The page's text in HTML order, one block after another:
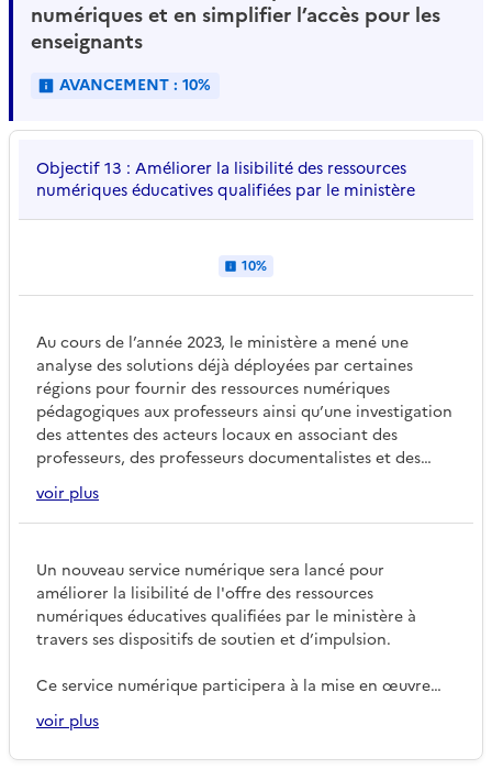
numériques et en simplifier l’accès pour les
enseignants
AVANCEMENT : 10%
Objectif 13 : Améliorer la lisibilité des ressources
numériques éducatives qualifiées par le ministère
10%
Au cours de l’année 2023, le ministère a mené une
analyse des solutions déjà déployées par certaines
régions pour fournir des ressources numériques
pédagogiques aux professeurs ainsi qu’une investigation
des attentes des acteurs locaux en associant des
professeurs, des professeurs documentalistes et des
inspecteurs. Un maquettage du fonctionnement du
"compte ressources" a été réalisé au 1er trimestre 2024.
voir plus
Un nouveau service numérique sera lancé pour
améliorer la lisibilité de l'offre des ressources
numériques éducatives qualifiées par le ministère à
travers ses dispositifs de soutien et d’impulsion.
Ce service numérique participera à la mise en œuvre
d’un processus de sélection et d’achat simplifié d’une
ressource numérique éducative. Cette revue des
ressources sera mise à jour annuellement.
voir plus